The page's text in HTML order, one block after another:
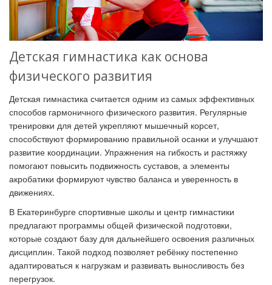
Детская гимнастика как основа
физического развития
Детская гимнастика считается одним из самых эффективных
способов гармоничного физического развития. Регулярные
тренировки для детей укрепляют мышечный корсет,
способствуют формированию правильной осанки и улучшают
развитие координации. Упражнения на гибкость и растяжку
помогают повысить подвижность суставов, а элементы
акробатики формируют чувство баланса и уверенность в
движениях.
В Екатеринбурге спортивные школы и центр гимнастики
предлагают программы общей физической подготовки,
которые создают базу для дальнейшего освоения различных
дисциплин. Такой подход позволяет ребёнку постепенно
адаптироваться к нагрузкам и развивать выносливость без
перегрузок.